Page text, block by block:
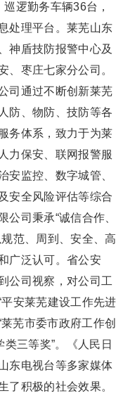
逻勤务车辆36台，
处理平台。莱芜山东
神盾技防报警中心及
、枣庄七家分公司。
司通过不断创新莱芜
防、物防、技防等各
务体系，致力于为莱
力保安、联网报警服
安监控、数字城管、
安全风险评估等综合
司秉承“诚信合作、
范、周到、安全、高
广泛认可。省公安
公司视察，对公司工
安莱芜建设工作先进
芜市委市政府工作创
三等奖”。《人民日
东电视台等多家媒体
了积极的社会效果。